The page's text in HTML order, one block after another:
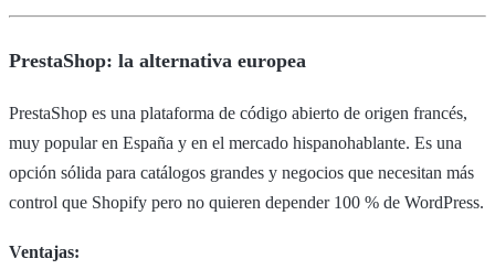
PrestaShop: la alternativa europea
PrestaShop es una plataforma de código abierto de origen francés,
muy popular en España y en el mercado hispanohablante. Es una
opción sólida para catálogos grandes y negocios que necesitan más
control que Shopify pero no quieren depender 100 % de WordPress.
Ventajas: